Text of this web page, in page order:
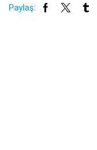
Paylaş: